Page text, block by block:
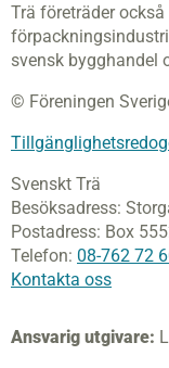
Trä företräder
svensk bygghandel
© Föreningen
Svenskt Trä
Besöksadress:
Postadress: Box
Telefon: 08-762 72
Kontakta oss
Ansvarig utgivare: